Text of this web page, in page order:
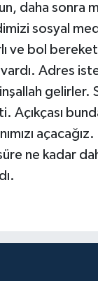
daha sonra
sosyal
ve bol
Adres
gelirler.
ne kadar